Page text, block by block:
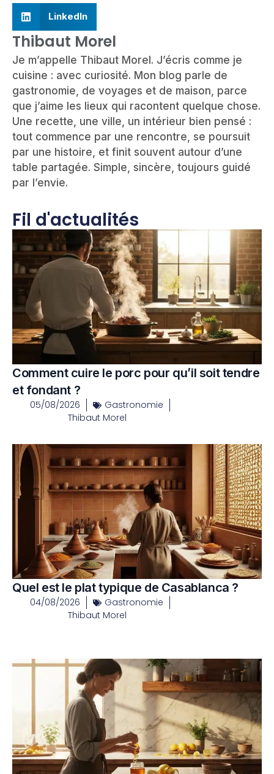
LinkedIn
Thibaut Morel
Je m’appelle Thibaut Morel. J’écris comme je
cuisine : avec curiosité. Mon blog parle de
gastronomie, de voyages et de maison, parce
que j’aime les lieux qui racontent quelque chose.
Une recette, une ville, un intérieur bien pensé :
tout commence par une rencontre, se poursuit
par une histoire, et finit souvent autour d’une
table partagée. Simple, sincère, toujours guidé
par l’envie.
Fil d'actualités
Comment cuire le porc pour qu’il soit tendre
et fondant ?
05/08/2026
Gastronomie
Thibaut Morel
Quel est le plat typique de Casablanca ?
04/08/2026
Gastronomie
Thibaut Morel